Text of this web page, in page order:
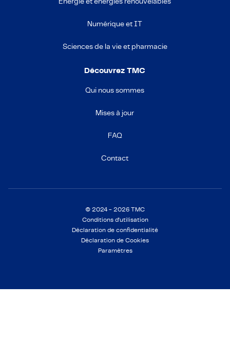
Énergie et énergies renouvelables
Numérique et IT
Sciences de la vie et pharmacie
Découvrez TMC
Qui nous sommes
Mises à jour
FAQ
Contact
© 2024 - 2026 TMC
Conditions d'utilisation
Déclaration de confidentialité
Déclaration de Cookies
Paramètres